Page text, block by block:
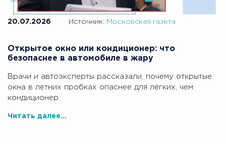
20.07.2026 Источник: Московская газета
Открытое окно или кондиционер: что
безопаснее в автомобиле в жару
Врачи и автоэксперты рассказали, почему открытые
окна в летних пробках опаснее для лёгких, чем
кондиционер
Читать далее...